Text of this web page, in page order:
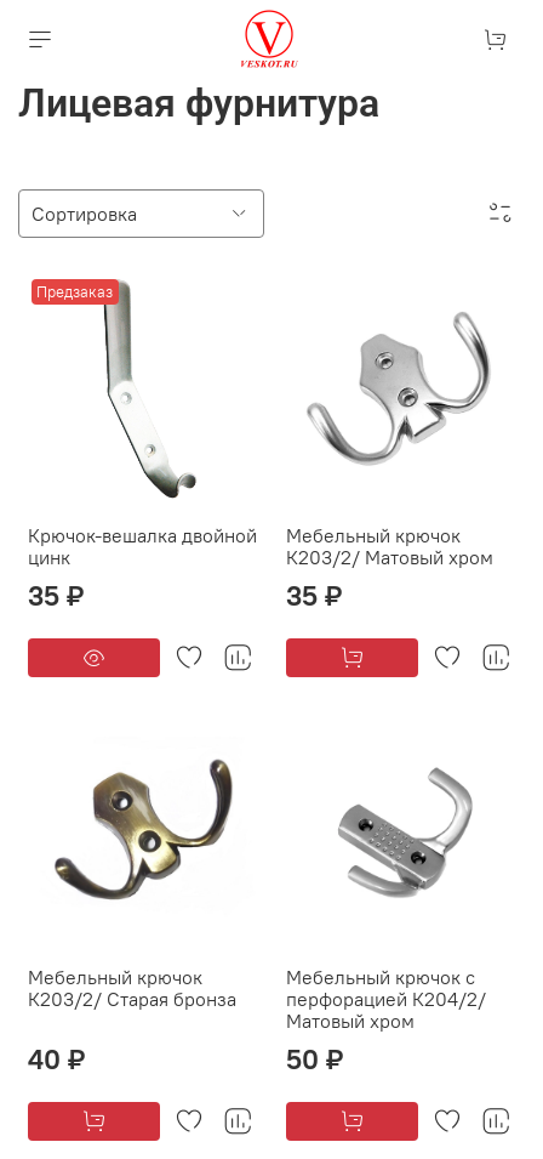
Лицевая фурнитура
Предзаказ
Крючок-вешалка двойной
цинк
35 ₽
Мебельный крючок
К203/2/ Матовый хром
35 ₽
Мебельный крючок
К203/2/ Старая бронза
40 ₽
Мебельный крючок с
перфорацией К204/2/
Матовый хром
50 ₽